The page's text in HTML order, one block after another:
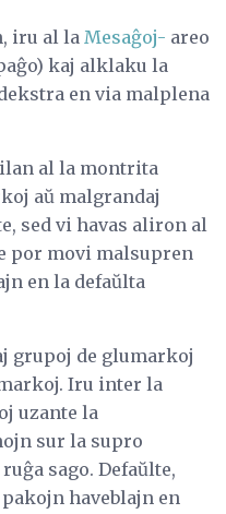
iru al la Mesaĝoj- areo
kaj alklaku la
en via malplena
al la montrita
aŭ malgrandaj
sed vi havas aliron al
por movi malsupren
en la defaŭlta
grupoj de glumarkoj
Iru inter la
uzante la
sur la supro
sago. Defaŭlte,
haveblajn en